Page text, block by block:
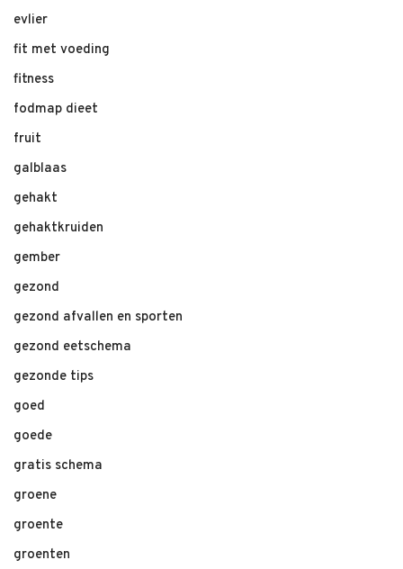
evlier
fit met voeding
fitness
fodmap dieet
fruit
galblaas
gehakt
gehaktkruiden
gember
gezond
gezond afvallen en sporten
gezond eetschema
gezonde tips
goed
goede
gratis schema
groene
groente
groenten